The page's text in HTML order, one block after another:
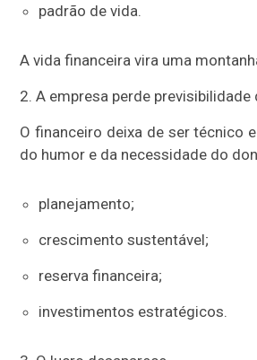
padrão de vida.
A vida financeira vira uma
2. A empresa perde previsibilidade
O financeiro deixa de ser técnico
do humor e da necessidade do
planejamento;
crescimento sustentável;
reserva financeira;
investimentos estratégicos.